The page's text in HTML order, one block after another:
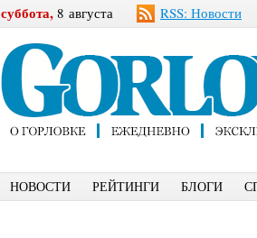
суббота, 8 августа RSS: Новости
НОВОСТИ РЕЙТИНГИ БЛОГИ